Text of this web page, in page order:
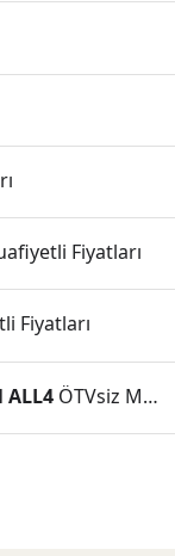
Fiyatları
Fiyatları
ALL4 ÖTVsiz Muafiyetli Fiyatları